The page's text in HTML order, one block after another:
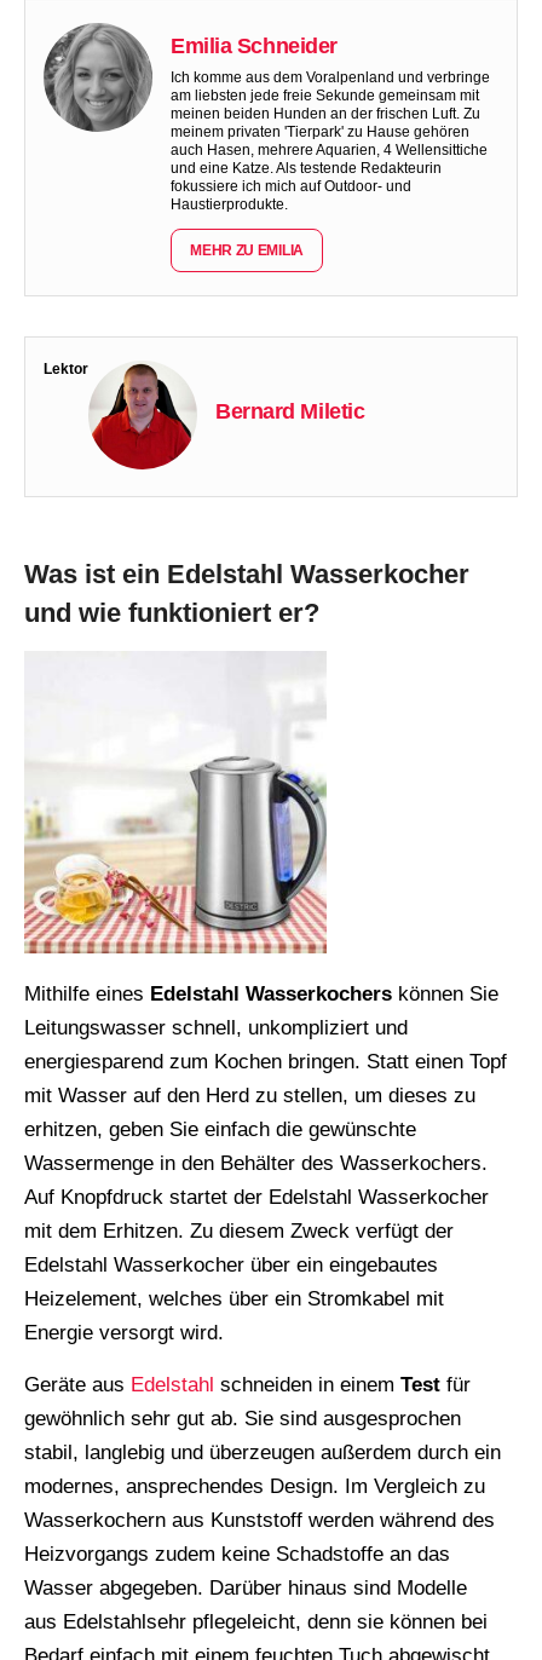
Emilia Schneider
Ich komme aus dem Voralpenland und verbringe
am liebsten jede freie Sekunde gemeinsam mit
meinen beiden Hunden an der frischen Luft. Zu
meinem privaten 'Tierpark' zu Hause gehören
auch Hasen, mehrere Aquarien, 4 Wellensittiche
und eine Katze. Als testende Redakteurin
fokussiere ich mich auf Outdoor- und
Haustierprodukte.
MEHR ZU EMILIA
Lektor
Bernard Miletic
Was ist ein Edelstahl Wasserkocher
und wie funktioniert er?
Mithilfe eines Edelstahl Wasserkochers können Sie
Leitungswasser schnell, unkompliziert und
energiesparend zum Kochen bringen. Statt einen Topf
mit Wasser auf den Herd zu stellen, um dieses zu
erhitzen, geben Sie einfach die gewünschte
Wassermenge in den Behälter des Wasserkochers.
Auf Knopfdruck startet der Edelstahl Wasserkocher
mit dem Erhitzen. Zu diesem Zweck verfügt der
Edelstahl Wasserkocher über ein eingebautes
Heizelement, welches über ein Stromkabel mit
Energie versorgt wird.
Geräte aus Edelstahl schneiden in einem Test für
gewöhnlich sehr gut ab. Sie sind ausgesprochen
stabil, langlebig und überzeugen außerdem durch ein
modernes, ansprechendes Design. Im Vergleich zu
Wasserkochern aus Kunststoff werden während des
Heizvorgangs zudem keine Schadstoffe an das
Wasser abgegeben. Darüber hinaus sind Modelle
aus Edelstahlsehr pflegeleicht, denn sie können bei